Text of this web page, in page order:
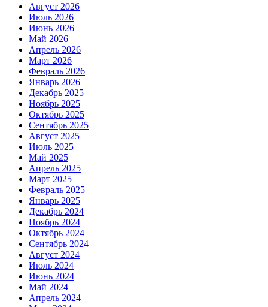
Август 2026
Июль 2026
Июнь 2026
Май 2026
Апрель 2026
Март 2026
Февраль 2026
Январь 2026
Декабрь 2025
Ноябрь 2025
Октябрь 2025
Сентябрь 2025
Август 2025
Июль 2025
Май 2025
Апрель 2025
Март 2025
Февраль 2025
Январь 2025
Декабрь 2024
Ноябрь 2024
Октябрь 2024
Сентябрь 2024
Август 2024
Июль 2024
Июнь 2024
Май 2024
Апрель 2024